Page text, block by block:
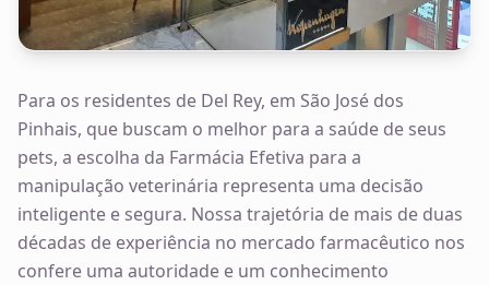
Para os residentes de Del Rey, em São José dos
Pinhais, que buscam o melhor para a saúde de seus
pets, a escolha da Farmácia Efetiva para a
manipulação veterinária representa uma decisão
inteligente e segura. Nossa trajetória de mais de duas
décadas de experiência no mercado farmacêutico nos
confere uma autoridade e um conhecimento